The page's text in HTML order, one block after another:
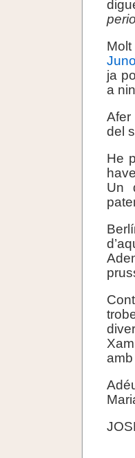
ja
a
del
He
Un
amb